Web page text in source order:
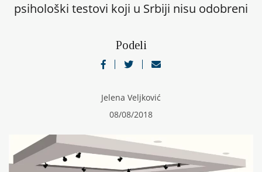
psihološki testovi koji u Srbiji nisu odobreni
Podeli
Jelena Veljković
08/08/2018